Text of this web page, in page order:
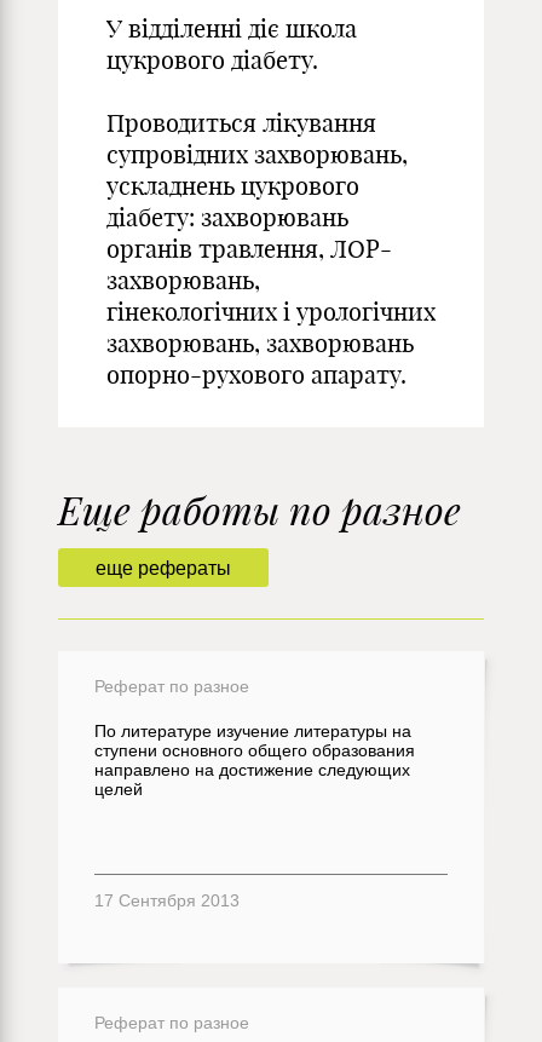
У відділенні діє школа
цукрового діабету.
Проводиться лікування
супровідних захворювань,
ускладнень цукрового
діабету: захворювань
органів травлення, ЛОР-
захворювань,
гінекологічних і урологічних
захворювань, захворювань
опорно-рухового апарату.
еще рефераты
Еще работы по разное
Реферат по разное
По литературе изучение литературы на
ступени основного общего образования
направлено на достижение следующих
целей
17 Сентября 2013
Реферат по разное